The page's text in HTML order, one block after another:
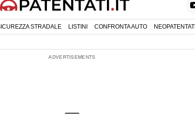
STRADALE LISTINI CONFRONTA AUTO NEOPATENTATI